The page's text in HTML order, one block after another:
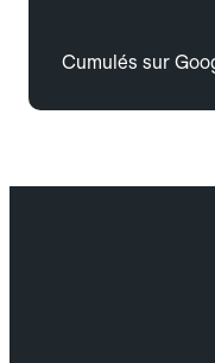
Cumulés sur